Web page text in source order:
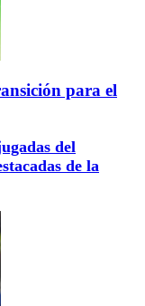
para el
del
de la